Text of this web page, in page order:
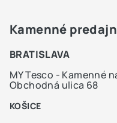
Kamenné
BRATISLAVA
MY Tesco - Kamenné
Obchodná ulica 68
KOŠICE